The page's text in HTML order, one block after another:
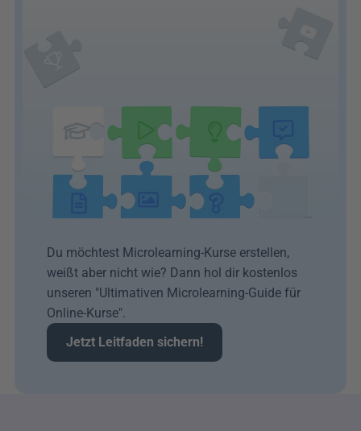
Du möchtest Microlearning-Kurse erstellen,
weißt aber nicht wie? Dann hol dir kostenlos
unseren "Ultimativen Microlearning-Guide für
Online-Kurse".
Jetzt Leitfaden sichern!